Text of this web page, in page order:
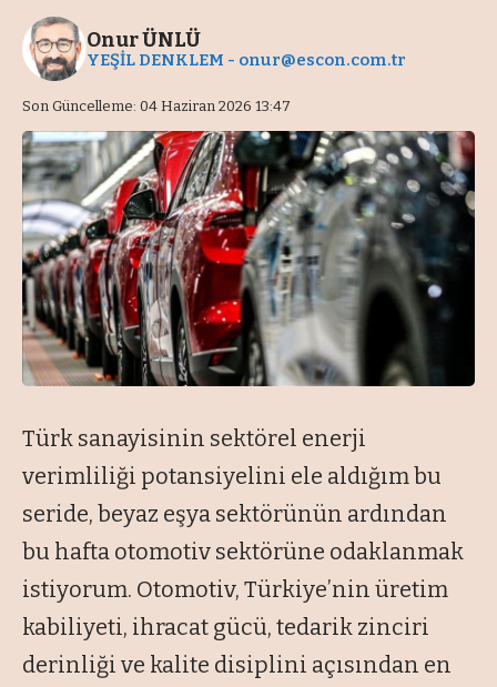
Son Güncelleme: 04 Haziran 2026 13:47
Onur ÜNLÜ
YEŞİL DENKLEM - onur@escon.com.tr
Türk sanayisinin sektörel enerji
verimliliği potansiyelini ele aldığım bu
seride, beyaz eşya sektörünün ardından
bu hafta otomotiv sektörüne odaklanmak
istiyorum. Otomotiv, Türkiye’nin üretim
kabiliyeti, ihracat gücü, tedarik zinciri
derinliği ve kalite disiplini açısından en